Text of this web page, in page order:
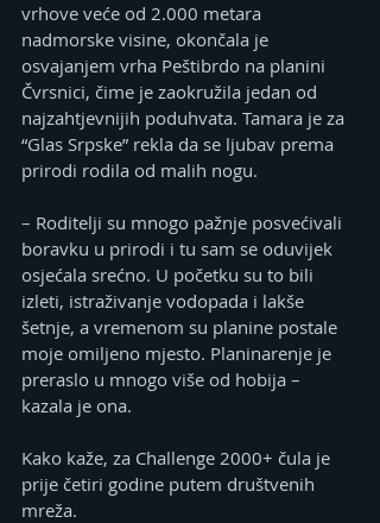
vrhove veće od 2.000 metara
nadmorske visine, okončala je
osvajanjem vrha Peštibrdo na planini
Čvrsnici, čime je zaokružila jedan od
najzahtjevnijih poduhvata. Tamara je za
“Glas Srpske” rekla da se ljubav prema
prirodi rodila od malih nogu.
– Roditelji su mnogo pažnje posvećivali
boravku u prirodi i tu sam se oduvijek
osjećala srećno. U početku su to bili
izleti, istraživanje vodopada i lakše
šetnje, a vremenom su planine postale
moje omiljeno mjesto. Planinarenje je
preraslo u mnogo više od hobija –
kazala je ona.
Kako kaže, za Challenge 2000+ čula je
prije četiri godine putem društvenih
mreža.